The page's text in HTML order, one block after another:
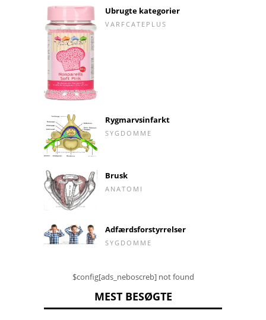
Ubrugte kategorier
VARFCATEPLUS
Rygmarvsinfarkt
SYGDOMME
Brusk
ANATOMI
Adfærdsforstyrrelser
SYGDOMME
$config[ads_neboscreb] not found
MEST BESØGTE